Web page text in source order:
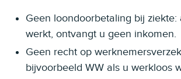
Geen loondoorbetaling bij ziekte:
werkt, ontvangt u geen inkomen.
Geen recht op
bijvoorbeeld WW als u werkloos